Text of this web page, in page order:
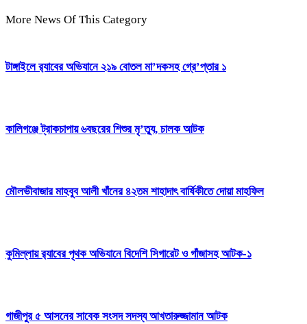
More News Of This Category
টাঙ্গাইলে র‍্যাবের অভিযানে ২১৯ বোতল মা’দকসহ গ্রে’প্তার ১
কালিগঞ্জে ট্রাকচাপায় ৬বছরের শিশুর মৃ’ত্যু, চালক আটক
মৌলভীবাজার মাহবুব আলী খাঁনের ৪২তম শাহাদাৎ বার্ষিকীতে দোয়া মাহফিল
কুমিল্লায় র‍্যাবের পৃথক অভিযানে বিদেশি সিগারেট ও গাঁজাসহ আটক-১
গাজীপুর ৫ আসনের সাবেক সংসদ সদস্য আখতারুজ্জামান আটক